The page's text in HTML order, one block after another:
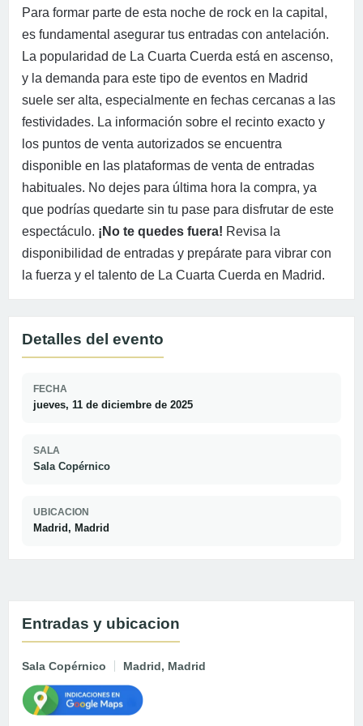
Para formar parte de esta noche de rock en la capital,
es fundamental asegurar tus entradas con antelación.
La popularidad de La Cuarta Cuerda está en ascenso,
y la demanda para este tipo de eventos en Madrid
suele ser alta, especialmente en fechas cercanas a las
festividades. La información sobre el recinto exacto y
los puntos de venta autorizados se encuentra
disponible en las plataformas de venta de entradas
habituales. No dejes para última hora la compra, ya
que podrías quedarte sin tu pase para disfrutar de este
espectáculo. ¡No te quedes fuera! Revisa la
disponibilidad de entradas y prepárate para vibrar con
la fuerza y el talento de La Cuarta Cuerda en Madrid.
Detalles del evento
FECHA
jueves, 11 de diciembre de 2025
SALA
Sala Copérnico
UBICACION
Madrid, Madrid
Entradas y ubicacion
Sala Copérnico Madrid, Madrid